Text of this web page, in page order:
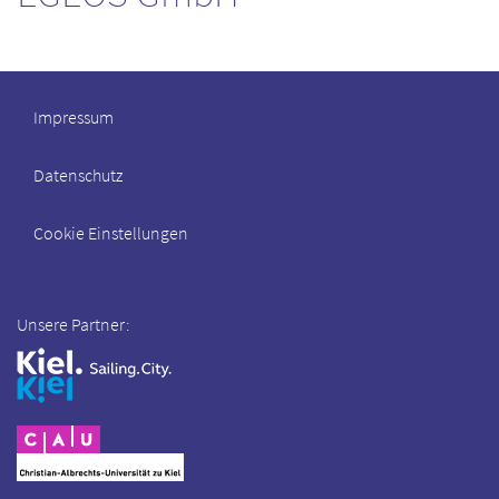
Impressum
Datenschutz
Cookie Einstellungen
Unsere Partner: